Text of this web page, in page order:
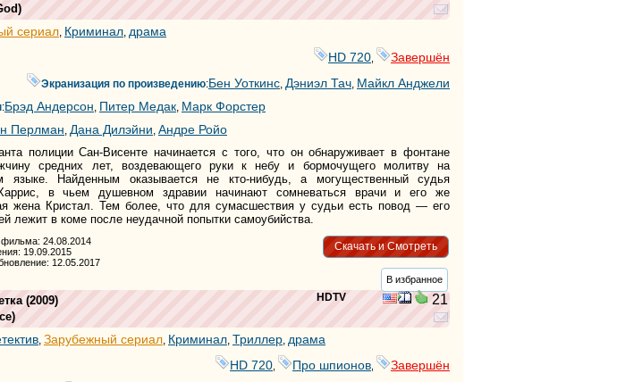
)
сериал, Криминал, драма
HD 720
Завершён
Экранизация по произведению:Бен Уоткинс, Дэниэл Тач, Майкл Анджели
:Брэд Андерсон, Питер Медак, Марк Форстер
Перлман, Дана Дилэйни, Андре Ройо
полиции Сан-Висенте начинается с того, что он обнаруживает в фонтане
средних лет, воздевающего руки к небу и бормочущего молитву на
языке. Найденным оказывается не кто-нибудь, а могущественный судья
в чьем душевном здравии начинают сомневаться врачи и его же
жена Кристал. Тем более, что для сумасшествия у судьи есть повод — его
лежит в коме после неудачной попытки самоубийства.
Скачать и Смотреть
24.08.2014
19.09.2015
12.05.2017
В избранное
HDTV 21
(2009)
)
Зарубежный сериал Криминал Триллер драма
HD 720
Про шпионов Завершён